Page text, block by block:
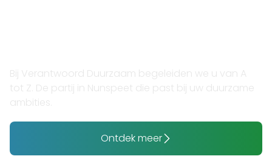
Bij Verantwoord Duurzaam begeleiden we u van A
tot Z. De partij in Nunspeet die past bij uw duurzame
ambities.
Ontdek meer